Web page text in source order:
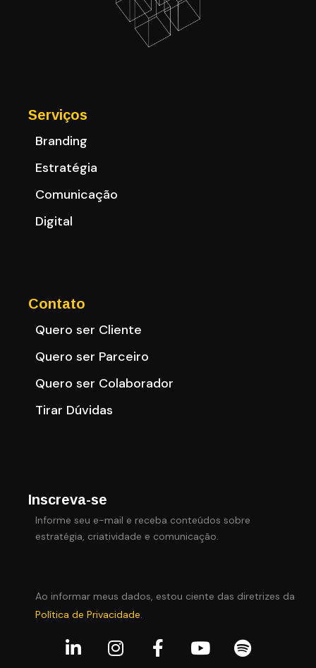
Serviços
Branding
Estratégia
Comunicação
Digital
Contato
Quero ser Cliente
Quero ser Parceiro
Quero ser Colaborador
Tirar Dúvidas
Inscreva-se
Informe seu e-mail e receba conteúdos sobre
estratégia, criatividade e comunicação.
Ao informar meus dados, estou ciente das diretrizes da
Política de Privacidade.